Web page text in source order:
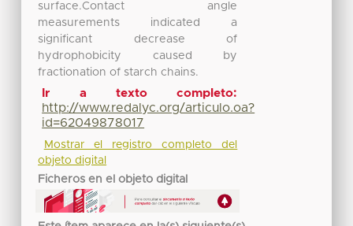
surface.Contact angle
measurements indicated a
significant decrease of
hydrophobicity caused by
fractionation of starch chains.
Ir a texto completo:
http://www.redalyc.org/articulo.oa?
id=62049878017
Mostrar el registro completo del
objeto digital
Ficheros en el objeto digital